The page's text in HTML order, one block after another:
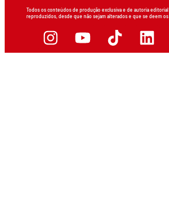
Todos os conteúdos de produção exclusiva e de autoria
reproduzidos, desde que não sejam alterados e que se deem